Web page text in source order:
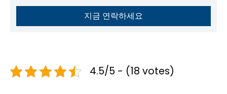
지금 연락하세요
4.5/5 - (18 votes)